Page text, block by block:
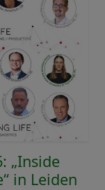
„Inside
in Leiden